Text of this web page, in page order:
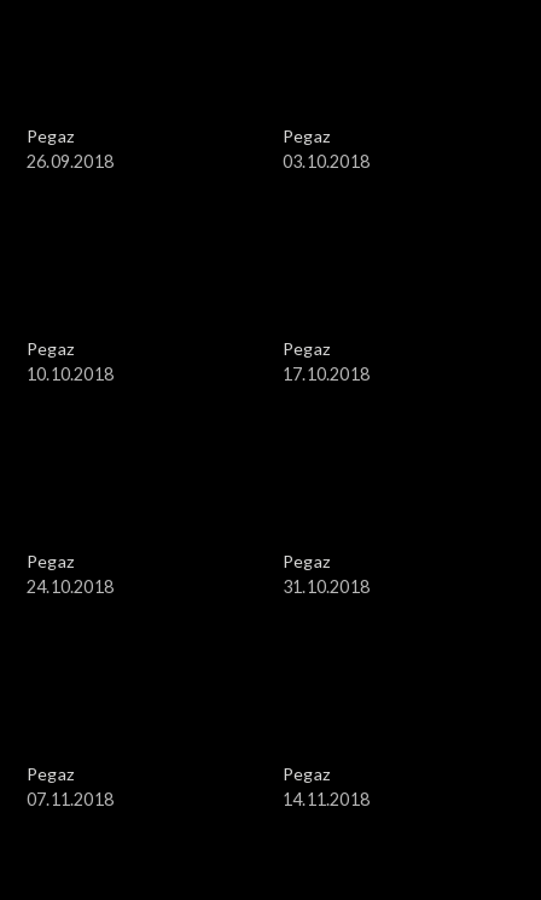
Pegaz
26.09.2018
Pegaz
03.10.2018
Pegaz
10.10.2018
Pegaz
17.10.2018
Pegaz
24.10.2018
Pegaz
31.10.2018
Pegaz
07.11.2018
Pegaz
14.11.2018